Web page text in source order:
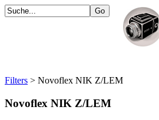
Filters > Novoflex NIK Z/LEM
Novoflex NIK Z/LEM